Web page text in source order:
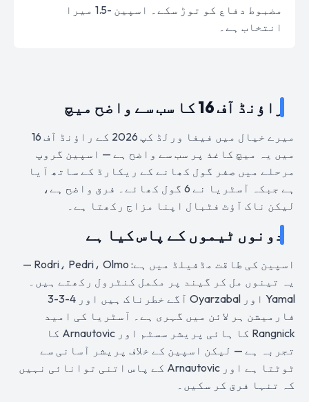
مضبوط دفاع کو توڑ سکے۔ اسپین -1.5 میرا
انتخاب ہے۔
راؤنڈ آف 16 کا سب سے واضح میچ
میرے خیال میں فیفا ورلڈ کپ 2026 کے راؤنڈ آف 16
میں یہ میچ کاغذ پر سب سے واضح ہے — اسپین گروپ
مرحلے میں صفر گول کھانے کے ریکارڈ کے ساتھ آیا
ہے جبکہ آسٹریا نے 6 گول کھائے۔ فرق واضح ہے،
لیکن ناک آؤٹ فٹبال اپنا مزاج رکھتا ہے۔
دونوں ٹیموں کے پاس کیا ہے
اسپین کی طاقت مڈفیلڈ میں ہے: Rodri، Pedri، Olmo —
یہ تینوں مل کر گیند پر مکمل کنٹرول رکھتے ہیں۔
Yamal اور Oyarzabal آگے خطرناک ہیں اور 4-3-3
فارمیشن ہر لائن میں گہری ہے۔ آسٹریا کی امید
Rangnick کا ہائی پریشر سسٹم اور Arnautovic کا
تجربہ ہے — لیکن اسپین کے خلاف پریشر آسانی سے
ٹوٹتا ہے اور Arnautovic کے پاس اتنی توانائی نہیں
کہ تنہا فرق کر سکیں۔